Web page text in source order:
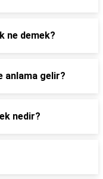
ne demek?
anlama gelir?
nedir?